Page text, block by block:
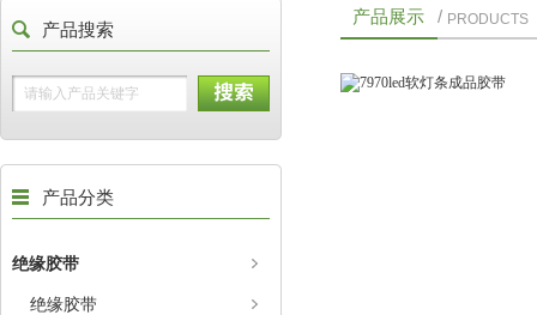
产品搜索
产品分类
绝缘胶带
绝缘胶带
产品展示 / PRODUCTS